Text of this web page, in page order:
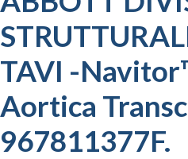
TAVI -
Aortica
967811377F.